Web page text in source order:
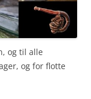
og til alle
og for flotte